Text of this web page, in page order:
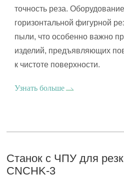
точность реза.
горизонтальной фигурной
пыли, что особенно важно
изделий, предъявляющих
к чистоте поверхности.
Узнать больше
Станок с ЧПУ для
CNCHK-3